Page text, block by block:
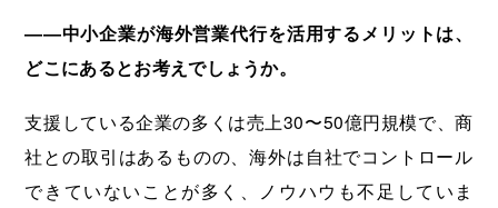
――中小企業が海外営業代行を活用するメリットは、
どこにあるとお考えでしょうか。
支援している企業の多くは売上30〜50億円規模で、商
社との取引はあるものの、海外は自社でコントロール
できていないことが多く、ノウハウも不足していま